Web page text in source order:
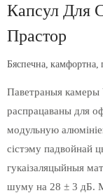
Капсул Для
Прастор
Бяспечна, камфортна,
Паветраныя камеры
распрацаваны для
модульную
сістэму падвойнай
гукаізаляцыйныя
шуму на 28 ± 3 дБ.